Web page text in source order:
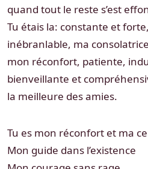
quand tout le reste s’est
Tu étais la: constante et forte,
inébranlable, ma
mon réconfort, patiente,
bienveillante et
la meilleure des amies.
Tu es mon réconfort et ma
Mon guide dans l’existence